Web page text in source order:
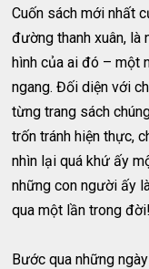
Cuốn sách mới nhất
đường thanh xuân, là
hình của ai đó – một
ngang. Đối diện với
từng trang sách
trốn tránh hiện thực,
nhìn lại quá khứ ấy
những con người ấy
qua một lần trong đời!
Bước qua những